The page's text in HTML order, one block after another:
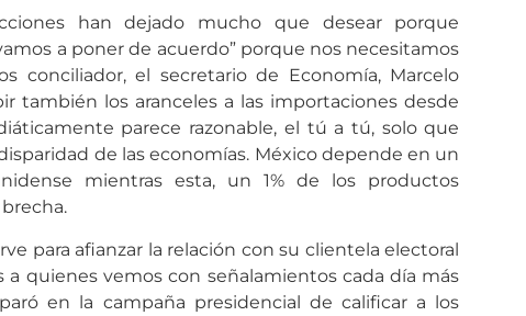
han dejado mucho que desear porque
a poner de acuerdo” porque nos necesitamos
conciliador, el secretario de Economía, Marcelo
también los aranceles a las importaciones desde
parece razonable, el tú a tú, solo que
de las economías. México depende en un
mientras esta, un 1% de los productos
para afianzar la relación con su clientela electoral
a quienes vemos con señalamientos cada día más
en la campaña presidencial de calificar a los